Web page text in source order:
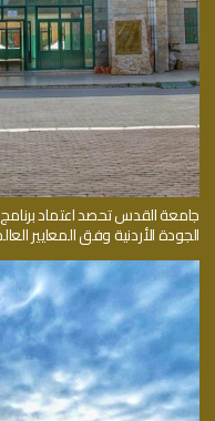
جامعة القدس تحصد اعتماد
الجودة الأردنية وفق المعايير